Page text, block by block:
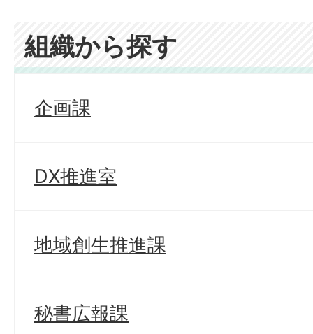
組織から探す
企画課
DX推進室
地域創生推進課
秘書広報課